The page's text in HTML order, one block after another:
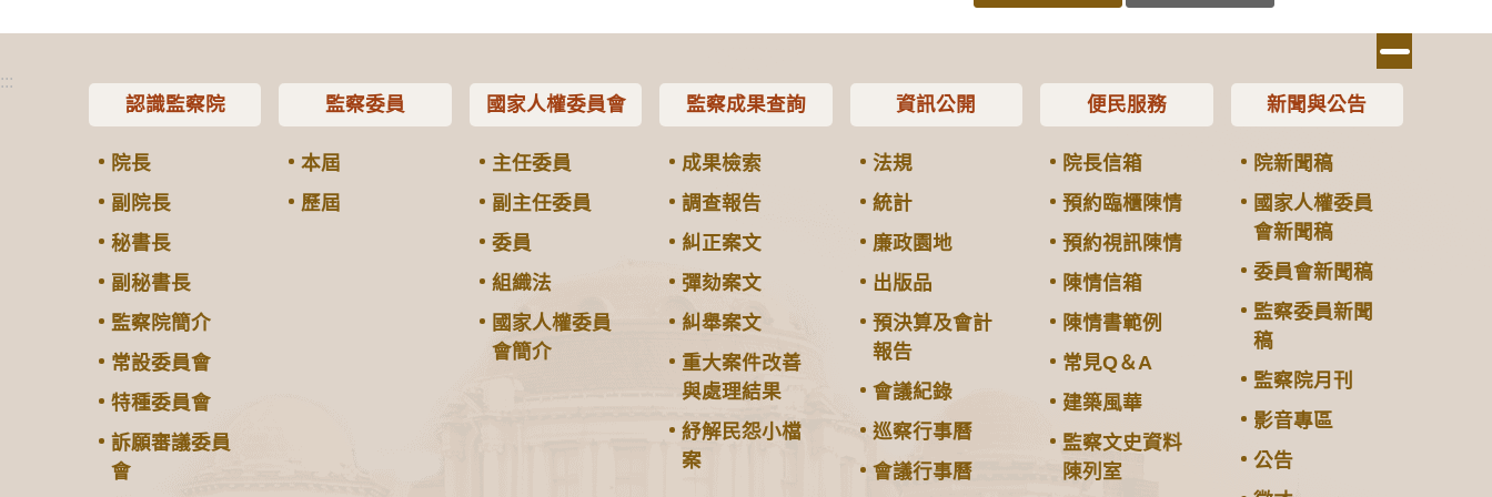
:::
認識監察院
院長
副院長
秘書長
副秘書長
監察院簡介
常設委員會
特種委員會
訴願審議委員
會
監察委員
本屆
歷屆
國家人權委員會
主任委員
副主任委員
委員
組織法
國家人權委員
會簡介
監察成果查詢
成果檢索
調查報告
糾正案文
彈劾案文
糾舉案文
重大案件改善
與處理結果
紓解民怨小檔
案
資訊公開
法規
統計
廉政園地
出版品
預決算及會計
報告
會議紀錄
巡察行事曆
會議行事曆
便民服務
院長信箱
預約臨櫃陳情
預約視訊陳情
陳情信箱
陳情書範例
常見Q＆A
建築風華
監察文史資料
陳列室
新聞與公告
院新聞稿
國家人權委員
會新聞稿
委員會新聞稿
監察委員新聞
稿
監察院月刊
影音專區
公告